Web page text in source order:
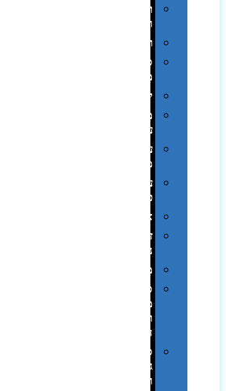
תערוכות
וכנסים
רמקולים
סוכריות
ממותגות
יודאיקה
מארזי
עטים
עטי
מתכת
עטי
פלסטיק
אוזניות
זכרונות
ניידים
מפצלים
סביבת
מחשב
וציוד
היקפי
סוללות
גיבוי
ומטענים